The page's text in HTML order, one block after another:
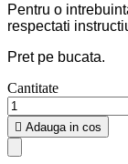
Pentru o
respectati
Pret pe bucata.
Cantitate
 Adauga in cos